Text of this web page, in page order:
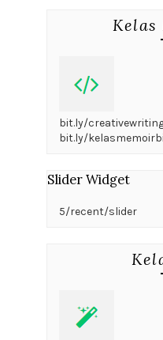
Kelas
bit.ly/
bit.ly/
Slider Widget
5/recent/slider